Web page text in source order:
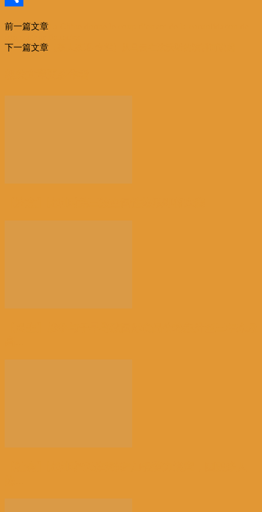
前一篇文章
下一篇文章